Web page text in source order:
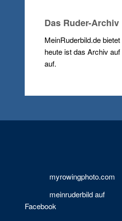
Das Ruder-Archiv
MeinRuderbild.de
heute ist das Archiv
auf.
myrowingphoto.com
meinruderbild auf
Facebook